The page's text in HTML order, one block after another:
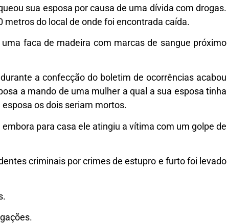
sua esposa por causa de uma dívida com drogas.
metros do local de onde foi encontrada caída.
faca de madeira com marcas de sangue próximo
a confecção do boletim de ocorrências acabou
a mando de uma mulher a qual a sua esposa tinha
os dois seriam mortos.
para casa ele atingiu a vítima com um golpe de
criminais por crimes de estupro e furto foi levado